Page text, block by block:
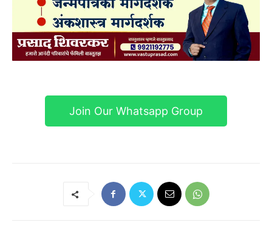
Join Our Whatsapp Group